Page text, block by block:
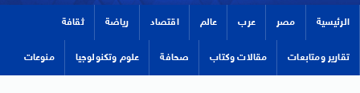
الرئيسية مصر عرب عالم اقتصاد رياضة ثقافة
تقارير ومتابعات مقالات وكتاب صحافة علوم وتكنولوجيا منوعات